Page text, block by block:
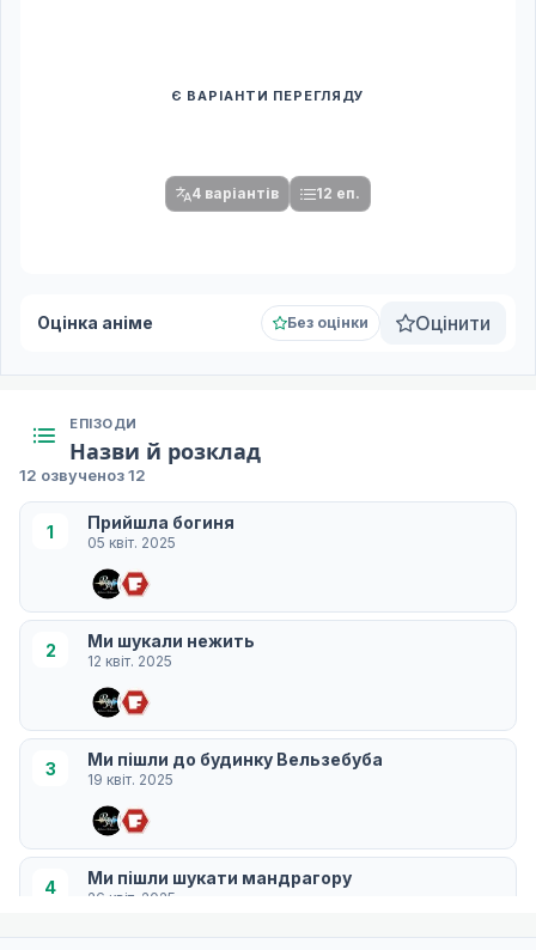
Є ВАРІАНТИ ПЕРЕГЛЯДУ
4 варіантів 12 еп.
Оцінка аніме Без оцінки Оцінити
ЕПІЗОДИ
Назви й розклад
12 озвученоз 12
1 Прийшла богиня
05 квіт. 2025
2 Ми шукали нежить
12 квіт. 2025
3 Ми пішли до будинку Вельзебуба
19 квіт. 2025
4 Ми пішли шукати мандрагору
26 квіт. 2025